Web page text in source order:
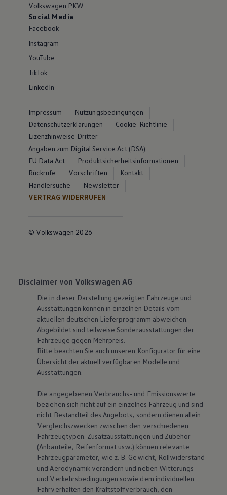
Volkswagen PKW
Social Media
Facebook
Instagram
YouTube
TikTok
LinkedIn
Impressum
Nutzungsbedingungen
Datenschutzerklärungen
Cookie-Richtlinie
Lizenzhinweise Dritter
Angaben zum Digital Service Act (DSA)
EU Data Act
Produktsicherheitsinformationen
Rückrufe
Vorschriften
Kontakt
Händlersuche
Newsletter
VERTRAG WIDERRUFEN
© Volkswagen 2026
Disclaimer von Volkswagen AG
Die in dieser Darstellung gezeigten Fahrzeuge und
Ausstattungen können in einzelnen Details vom
aktuellen deutschen Lieferprogramm abweichen.
Abgebildet sind teilweise Sonderausstattungen der
Fahrzeuge gegen Mehrpreis.
Bitte beachten Sie auch unseren Konfigurator für eine
Übersicht der aktuell verfügbaren Modelle und
Ausstattungen.
Die angegebenen Verbrauchs- und Emissionswerte
beziehen sich nicht auf ein einzelnes Fahrzeug und sind
nicht Bestandteil des Angebots, sondern dienen allein
Vergleichszwecken zwischen den verschiedenen
Fahrzeugtypen. Zusatzausstattungen und Zubehör
(Anbauteile, Reifenformat usw.) können relevante
Fahrzeugparameter, wie z. B. Gewicht, Rollwiderstand
und Aerodynamik verändern und neben Witterungs-
und Verkehrsbedingungen sowie dem individuellen
Fahrverhalten den Kraftstoffverbrauch, den